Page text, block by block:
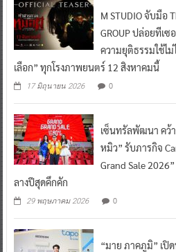
M STUDIO จับมือ
GROUP ปล่อยทีเ
ความยุติธรรมใช้ไ
เลือก” ทุกโรงภาพยนตร์ 12 สิงหาคมนี้
17 มิถุนายน 2026 0
เซ็นทรัลพัฒนา คว้
หมิว” รับภารกิจ
Grand Sale
ลางปีสุดคึกคัก
29 พฤษภาคม 2026 0
“มาย ภาคภูมิ” เปิ